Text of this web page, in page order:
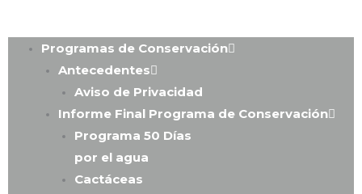
Programas de Conservación
Antecedentes
Aviso de Privacidad
Informe Final Programa de Conservación
Programa 50 Días
por el agua
Cactáceas